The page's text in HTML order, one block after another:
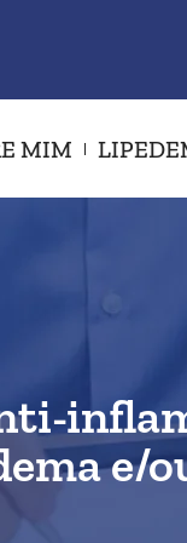
MIM
e/